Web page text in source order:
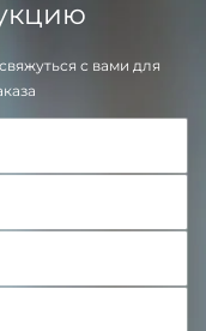
с вами для